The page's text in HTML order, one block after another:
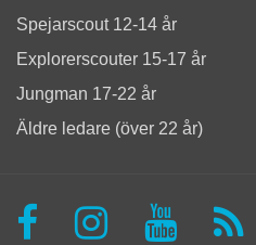
Spejarscout 12-14 år
Explorerscouter 15-17 år
Jungman 17-22 år
Äldre ledare (över 22 år)